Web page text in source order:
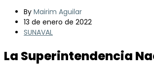
By Mairim Aguilar
13 de enero de 2022
SUNAVAL
La Superintendencia